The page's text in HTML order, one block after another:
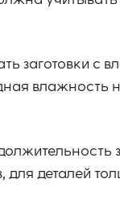
заготовки с
влажность
деталей